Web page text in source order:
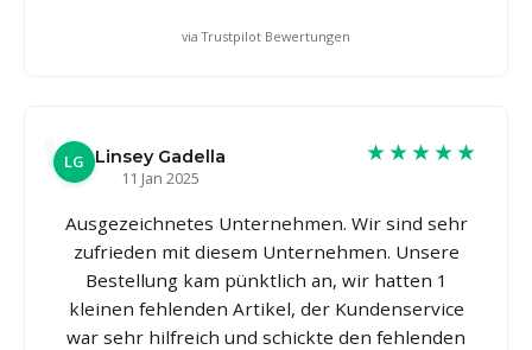
via Trustpilot Bewertungen
LG
Linsey Gadella
11 Jan 2025
★★★★★
Ausgezeichnetes Unternehmen. Wir sind sehr
zufrieden mit diesem Unternehmen. Unsere
Bestellung kam pünktlich an, wir hatten 1
kleinen fehlenden Artikel, der Kundenservice
war sehr hilfreich und schickte den fehlenden